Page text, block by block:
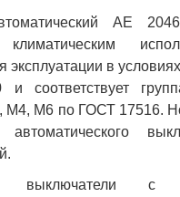
АЕ
эксплуатации в
соответствует
М4, М6 по ГОСТ 17516.
выключатели с